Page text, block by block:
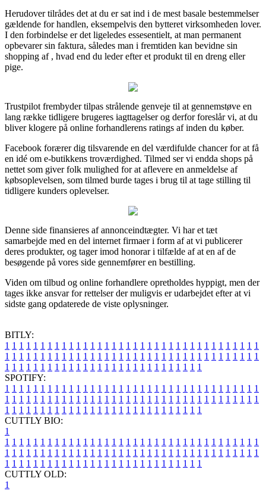
Herudover tilrådes det at du er sat ind i de mest basale bestemmelser
gældende for handlen, eksempelvis den bytteret virksomheden lover.
I den forbindelse er det ligeledes essesentielt, at man permanent
opbevarer sin faktura, således man i fremtiden kan bevidne sin
shopping af , hvad end du leder efter et produkt til en dreng eller
pige.
Trustpilot frembyder tilpas strålende genveje til at gennemstøve en
lang række tidligere brugeres iagttagelser og derfor foreslår vi, at du
bliver klogere på online forhandlerens ratings af inden du køber.
Facebook forærer dig tilsvarende en del værdifulde chancer for at få
en idé om e-butikkens troværdighed. Tilmed ser vi endda shops på
nettet som giver folk mulighed for at aflevere en anmeldelse af
købsoplevelsen, som tilmed burde tages i brug til at tage stilling til
tidligere kunders oplevelser.
Denne side finansieres af annonceindtægter. Vi har et tæt
samarbejde med en del internet firmaer i form af at vi publicerer
deres produkter, og tager imod honorar i tilfælde af at en af de
besøgende på vores side gennemfører en bestilling.
Viden om tilbud og online forhandlere opretholdes hyppigt, men der
tages ikke ansvar for rettelser der muligvis er udarbejdet efter at vi
sidste gang opdaterede de viste oplysninger.
BITLY:
1 1 1 1 1 1 1 1 1 1 1 1 1 1 1 1 1 1 1 1 1 1 1 1 1 1 1 1 1 1 1 1 1 1 1 1
1 1 1 1 1 1 1 1 1 1 1 1 1 1 1 1 1 1 1 1 1 1 1 1 1 1 1 1 1 1 1 1 1 1 1 1
1 1 1 1 1 1 1 1 1 1 1 1 1 1 1 1 1 1 1 1 1 1 1 1 1 1 1 1
SPOTIFY:
1 1 1 1 1 1 1 1 1 1 1 1 1 1 1 1 1 1 1 1 1 1 1 1 1 1 1 1 1 1 1 1 1 1 1 1
1 1 1 1 1 1 1 1 1 1 1 1 1 1 1 1 1 1 1 1 1 1 1 1 1 1 1 1 1 1 1 1 1 1 1 1
1 1 1 1 1 1 1 1 1 1 1 1 1 1 1 1 1 1 1 1 1 1 1 1 1 1 1 1
CUTTLY BIO:
1
1 1 1 1 1 1 1 1 1 1 1 1 1 1 1 1 1 1 1 1 1 1 1 1 1 1 1 1 1 1 1 1 1 1 1 1
1 1 1 1 1 1 1 1 1 1 1 1 1 1 1 1 1 1 1 1 1 1 1 1 1 1 1 1 1 1 1 1 1 1 1 1
1 1 1 1 1 1 1 1 1 1 1 1 1 1 1 1 1 1 1 1 1 1 1 1 1 1 1 1
CUTTLY OLD:
1